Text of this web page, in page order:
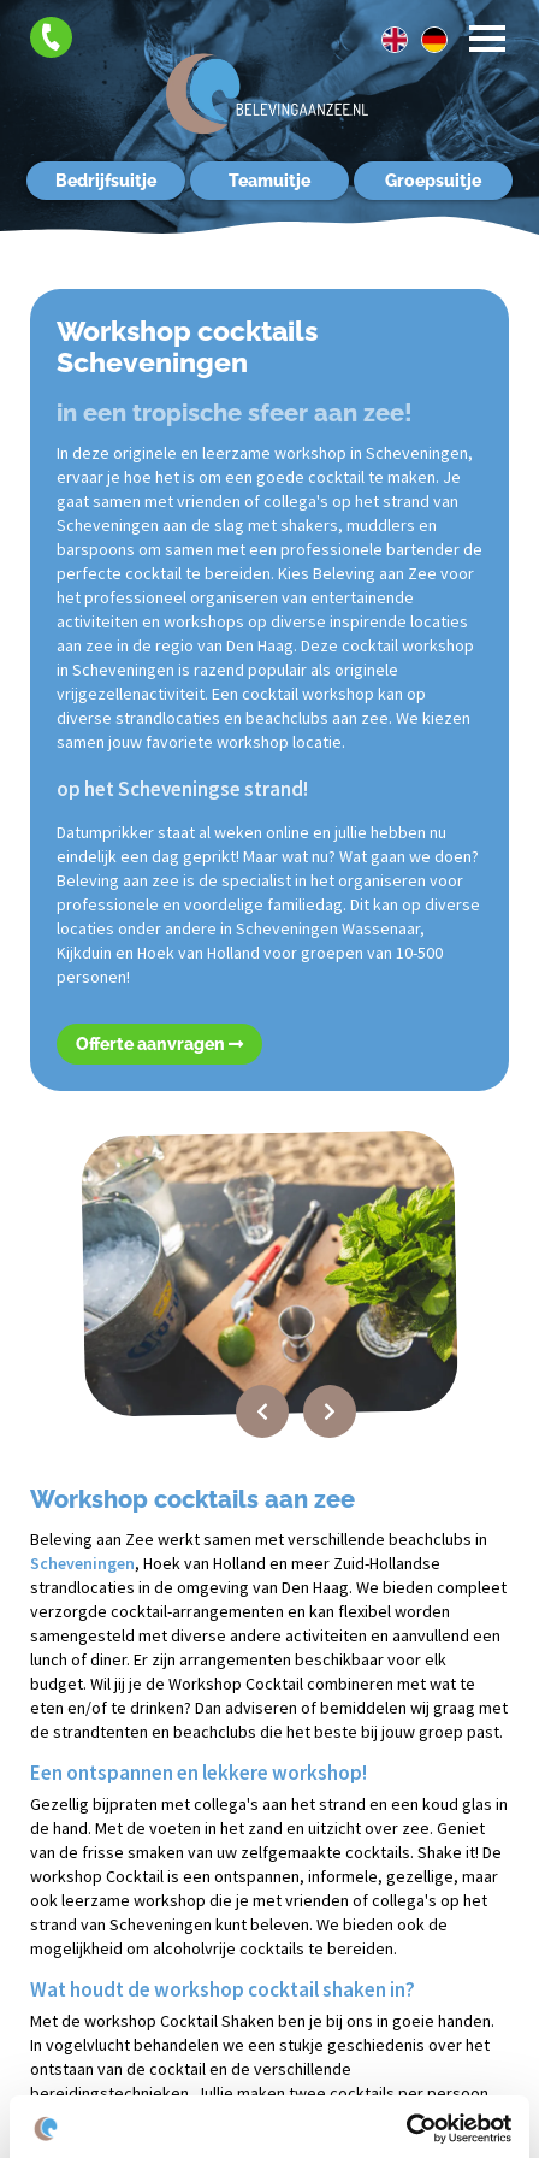
Bedrijfsuitje Teamuitje Groepsuitje
Contact
Workshop cocktails
Scheveningen
in een tropische sfeer aan zee!
In deze originele en leerzame workshop in Scheveningen,
ervaar je hoe het is om een goede cocktail te maken. Je
gaat samen met vrienden of collega's op het strand van
Scheveningen aan de slag met shakers, muddlers en
barspoons om samen met een professionele bartender de
perfecte cocktail te bereiden. Kies Beleving aan Zee voor
het professioneel organiseren van entertainende
activiteiten en workshops op diverse inspirende locaties
aan zee in de regio van Den Haag. Deze cocktail workshop
in Scheveningen is razend populair als originele
vrijgezellenactiviteit. Een cocktail workshop kan op
diverse strandlocaties en beachclubs aan zee. We kiezen
samen jouw favoriete workshop locatie.
op het Scheveningse strand!
Datumprikker staat al weken online en jullie hebben nu
eindelijk een dag geprikt! Maar wat nu? Wat gaan we doen?
Beleving aan zee is de specialist in het organiseren voor
professionele en voordelige familiedag. Dit kan op diverse
locaties onder andere in Scheveningen Wassenaar,
Kijkduin en Hoek van Holland voor groepen van 10-500
personen!
Offerte aanvragen
Workshop cocktails aan zee
Beleving aan Zee werkt samen met verschillende beachclubs in
Scheveningen, Hoek van Holland en meer Zuid-Hollandse
strandlocaties in de omgeving van Den Haag. We bieden compleet
verzorgde cocktail-arrangementen en kan flexibel worden
samengesteld met diverse andere activiteiten en aanvullend een
lunch of diner. Er zijn arrangementen beschikbaar voor elk
budget. Wil jij je de Workshop Cocktail combineren met wat te
eten en/of te drinken? Dan adviseren of bemiddelen wij graag met
de strandtenten en beachclubs die het beste bij jouw groep past.
Een ontspannen en lekkere workshop!
Gezellig bijpraten met collega's aan het strand en een koud glas in
de hand. Met de voeten in het zand en uitzicht over zee. Geniet
van de frisse smaken van uw zelfgemaakte cocktails. Shake it! De
workshop Cocktail is een ontspannen, informele, gezellige, maar
ook leerzame workshop die je met vrienden of collega's op het
strand van Scheveningen kunt beleven. We bieden ook de
mogelijkheid om alcoholvrije cocktails te bereiden.
Wat houdt de workshop cocktail shaken in?
Met de workshop Cocktail Shaken ben je bij ons in goeie handen.
In vogelvlucht behandelen we een stukje geschiedenis over het
ontstaan van de cocktail en de verschillende
bereidingstechnieken. Jullie maken twee cocktails per persoon
klaar. Het is een verrassing welke dit zullen zijn. Maar als je niet
van verrassingen houdt, dan overleggen we vooraf welke